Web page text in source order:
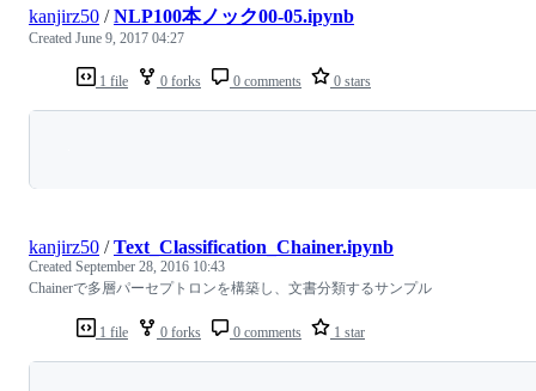
1 file 0 forks 0 comments 0 stars
kanjirz50 /NLP100本ノック00-05.ipynb
Created June 9, 2017 04:27
1 file 0 forks 0 comments 1 star
kanjirz50 /Text_Classification_Chainer.ipynb
Created September 28, 2016 10:43
Chainerで多層パーセプトロンを構築し、文書分類するサンプル